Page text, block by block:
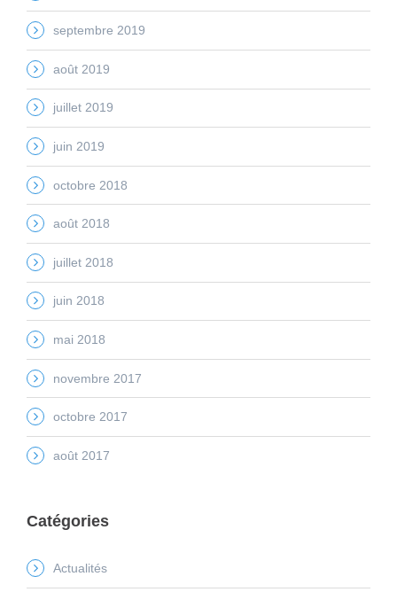
septembre 2019
août 2019
juillet 2019
juin 2019
octobre 2018
août 2018
juillet 2018
juin 2018
mai 2018
novembre 2017
octobre 2017
août 2017
Catégories
Actualités